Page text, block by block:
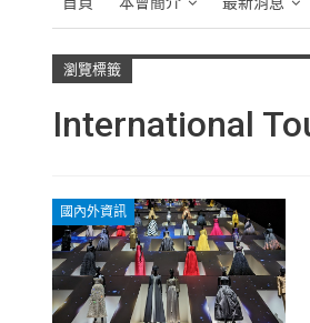
瀏覽標籤
International
國內外資訊